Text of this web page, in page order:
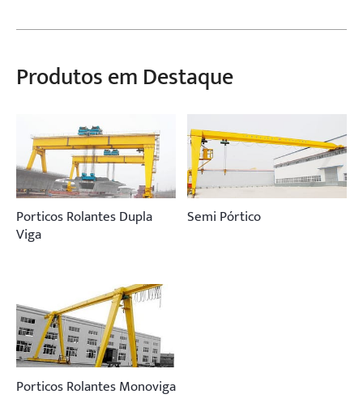
Produtos em Destaque
Porticos Rolantes Dupla
Viga
Semi Pórtico
Porticos Rolantes Monoviga